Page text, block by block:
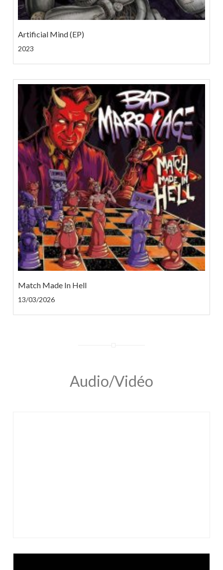
Artificial Mind (EP)
2023
Match Made In Hell
13/03/2026
Audio/Vidéo